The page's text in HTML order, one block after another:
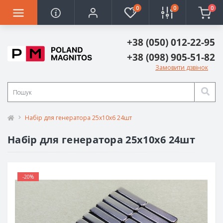
0 0 0
+38 (050) 012-22-95
+38 (098) 905-51-82
Замовити дзвінок
Набір для генератора 25х10х6 24шт
Набір для генератора 25х10х6 24шт
-20%